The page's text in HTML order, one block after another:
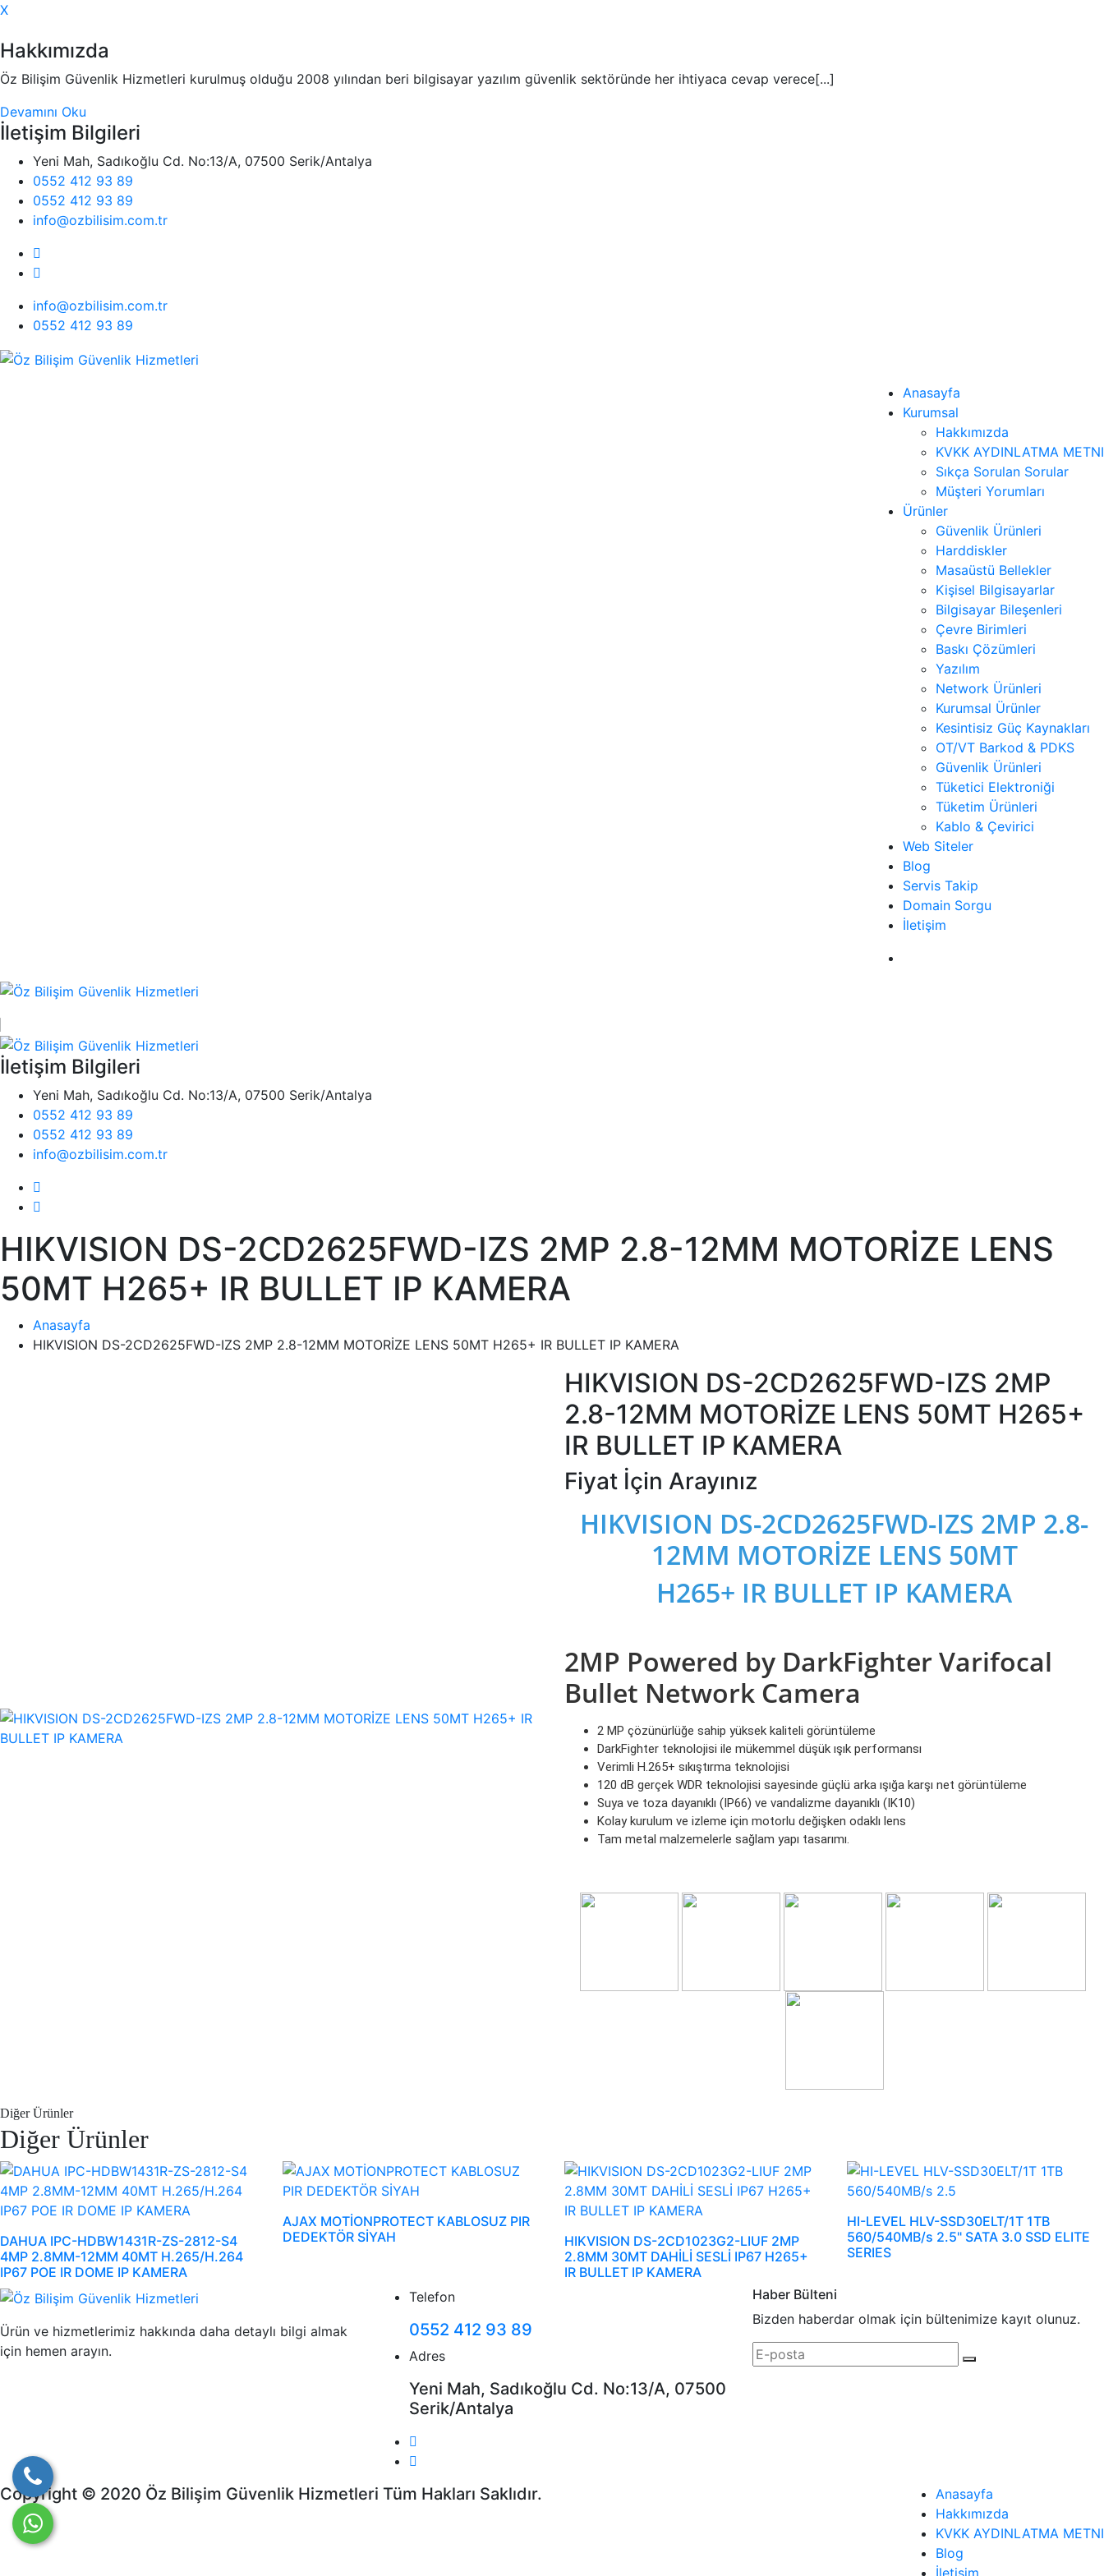
X
Hakkımızda
Öz Bilişim Güvenlik Hizmetleri kurulmuş olduğu 2008 yılından beri bilgisayar yazılım güvenlik sektöründe her ihtiyaca cevap verece[...]
Devamını Oku
İletişim Bilgileri
Yeni Mah, Sadıkoğlu Cd. No:13/A, 07500 Serik/Antalya
0552 412 93 89
0552 412 93 89
info@ozbilisim.com.tr
info@ozbilisim.com.tr
0552 412 93 89
Anasayfa
Kurumsal
Hakkımızda
KVKK AYDINLATMA METNI
Sıkça Sorulan Sorular
Müşteri Yorumları
Ürünler
Güvenlik Ürünleri
Harddiskler
Masaüstü Bellekler
Kişisel Bilgisayarlar
Bilgisayar Bileşenleri
Çevre Birimleri
Baskı Çözümleri
Yazılım
Network Ürünleri
Kurumsal Ürünler
Kesintisiz Güç Kaynakları
OT/VT Barkod & PDKS
Güvenlik Ürünleri
Tüketici Elektroniği
Tüketim Ürünleri
Kablo & Çevirici
Web Siteler
Blog
Servis Takip
Domain Sorgu
İletişim
İletişim Bilgileri
Yeni Mah, Sadıkoğlu Cd. No:13/A, 07500 Serik/Antalya
0552 412 93 89
0552 412 93 89
info@ozbilisim.com.tr
HIKVISION DS-2CD2625FWD-IZS 2MP 2.8-12MM MOTORİZE LENS
50MT H265+ IR BULLET IP KAMERA
Anasayfa
HIKVISION DS-2CD2625FWD-IZS 2MP 2.8-12MM MOTORİZE LENS 50MT H265+ IR BULLET IP KAMERA
HIKVISION DS-2CD2625FWD-IZS 2MP
2.8-12MM MOTORİZE LENS 50MT H265+
IR BULLET IP KAMERA
Fiyat İçin Arayınız
HIKVISION DS-2CD2625FWD-IZS 2MP 2.8-
12MM MOTORİZE LENS 50MT
H265+ IR BULLET IP KAMERA
2MP Powered by DarkFighter Varifocal
Bullet Network Camera
2 MP çözünürlüğe sahip yüksek kaliteli görüntüleme
DarkFighter teknolojisi ile mükemmel düşük ışık performansı
Verimli H.265+ sıkıştırma teknolojisi
120 dB gerçek WDR teknolojisi sayesinde güçlü arka ışığa karşı net görüntüleme
Suya ve toza dayanıklı (IP66) ve vandalizme dayanıklı (IK10)
Kolay kurulum ve izleme için motorlu değişken odaklı lens
Tam metal malzemelerle sağlam yapı tasarımı.
Diğer Ürünler
Diğer Ürünler
DAHUA IPC-HDBW1431R-ZS-2812-S4
4MP 2.8MM-12MM 40MT H.265/H.264
IP67 POE IR DOME IP KAMERA
AJAX MOTİONPROTECT KABLOSUZ PIR
DEDEKTÖR SİYAH
HIKVISION DS-2CD1023G2-LIUF 2MP
2.8MM 30MT DAHİLİ SESLİ IP67 H265+
IR BULLET IP KAMERA
HI-LEVEL HLV-SSD30ELT/1T 1TB
560/540MB/s 2.5" SATA 3.0 SSD ELITE
SERIES
Ürün ve hizmetlerimiz hakkında daha detaylı bilgi almak
için hemen arayın.
Telefon
0552 412 93 89
Adres
Yeni Mah, Sadıkoğlu Cd. No:13/A, 07500
Serik/Antalya
Haber Bülteni
Bizden haberdar olmak için bültenimize kayıt olunuz.
Copyright © 2020 Öz Bilişim Güvenlik Hizmetleri Tüm Hakları Saklıdır.
Anasayfa
Hakkımızda
KVKK AYDINLATMA METNI
Blog
İletişim